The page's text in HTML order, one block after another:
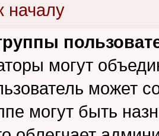
началу
могут
может
могут быть